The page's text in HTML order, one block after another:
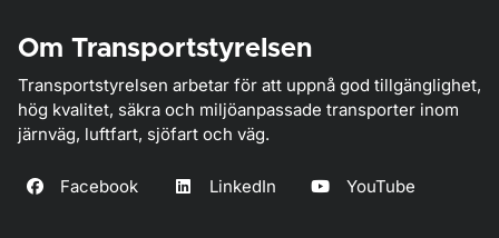
Om Transportstyrelsen
Transportstyrelsen arbetar för att uppnå god tillgänglighet,
hög kvalitet, säkra och miljöanpassade transporter inom
järnväg, luftfart, sjöfart och väg.
Facebook LinkedIn YouTube